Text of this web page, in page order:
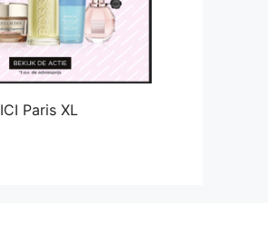
ICI Paris XL